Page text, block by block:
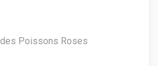
Poissons Roses